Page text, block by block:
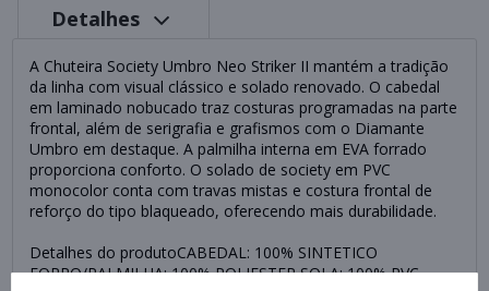
Detalhes
A Chuteira Society Umbro Neo Striker II mantém a tradição
da linha com visual clássico e solado renovado. O cabedal
em laminado nobucado traz costuras programadas na parte
frontal, além de serigrafia e grafismos com o Diamante
Umbro em destaque. A palmilha interna em EVA forrado
proporciona conforto. O solado de society em PVC
monocolor conta com travas mistas e costura frontal de
reforço do tipo blaqueado, oferecendo mais durabilidade.
Detalhes do produtoCABEDAL: 100% SINTETICO
FORRO/PALMILHA: 100% POLIESTER SOLA: 100% PVC